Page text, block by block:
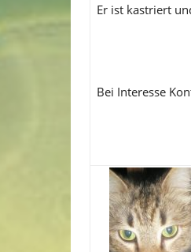
Er ist kastriert
Bei Interesse